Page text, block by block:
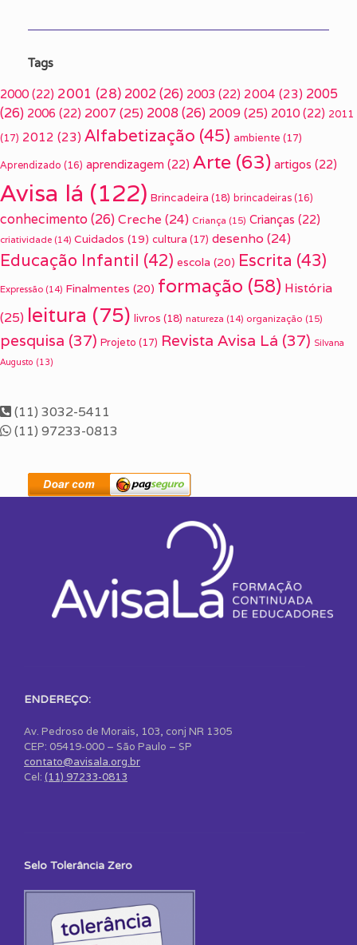
Tags
2000 (22) 2001 (28) 2002(26) 2003 (22) 2004 (23) 2005
(26) 2006 (22) 2007 (25) 2008(26) 2009(25) 2010 (22) 2011
(17) 2012 (23) Alfabetização (45) ambiente (17)
Aprendizado (16) aprendizagem (22) Arte (63) artigos (22)
Avisa lá (122) Brincadeira (18) brincadeiras (16)
conhecimento(26) Creche (24) Criança (15) Crianças (22)
criatividade (14) Cuidados (19) cultura (17) desenho (24)
Educação Infantil (42) escola (20) Escrita (43)
Expressão (14) Finalmentes (20) formação (58) História
(25) leitura (75) livros (18) natureza (14) organização (15)
pesquisa (37) Projeto (17) Revista Avisa Lá (37) Silvana
Augusto (13)
(11) 3032-5411
(11) 97233-0813
ENDEREÇO:
Av. Pedroso de Morais, 103, conj NR 1305
CEP: 05419-000 – São Paulo – SP
contato@avisala.org.br
Cel: (11) 97233-0813
Selo Tolerância Zero